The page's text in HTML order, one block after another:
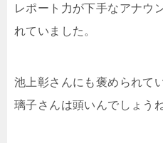
レポート力が下手なアナウ
れていました。
池上彰さんにも褒められて
璃子さんは頭いんでしょうね